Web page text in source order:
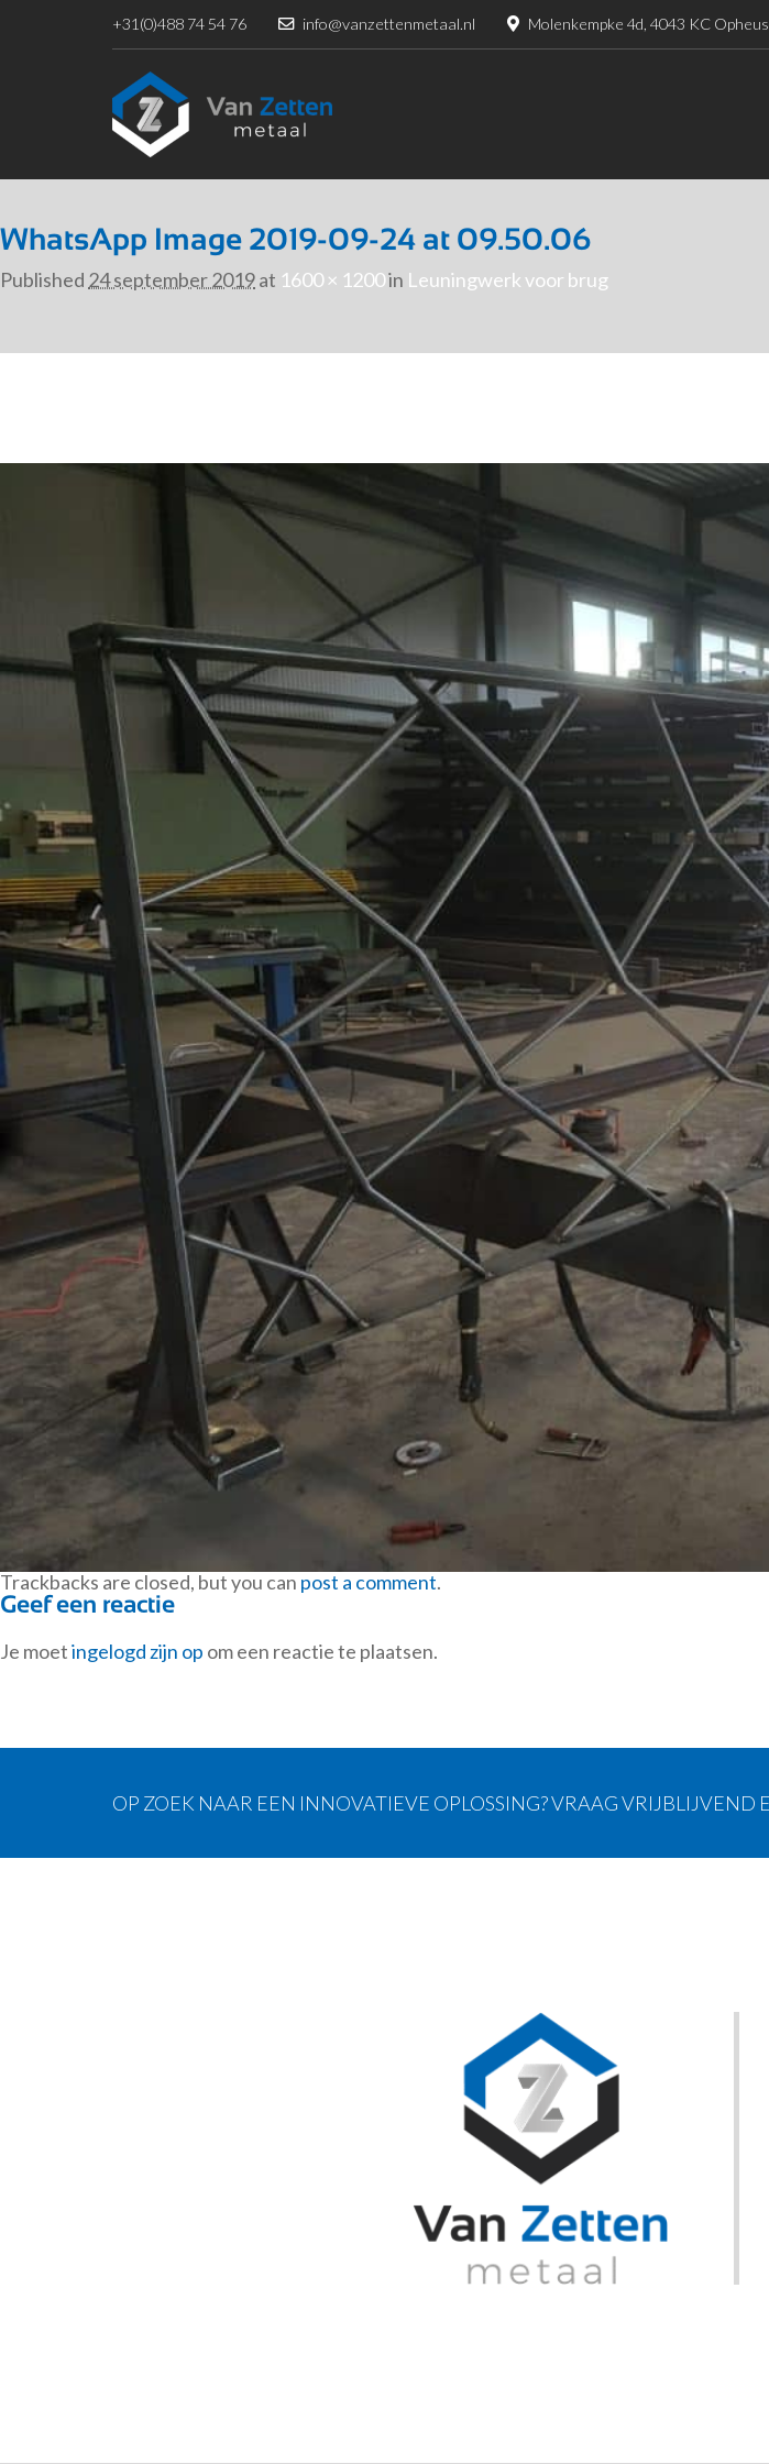
+31(0)488 74 54 76 info@vanzettenmetaal.nl Molenkempke 4d, 4043 KC
WhatsApp Image 2019-09-24 at 09.50.06
Published 24 september 2019at 1600 × 1200in Leuningwerk voor brug
Trackbacks are closed, but you can post a comment.
Geef een reactie
Je moetingelogd zijn op om een reactie te plaatsen.
OP ZOEK NAAR EEN INNOVATIEVE OPLOSSING? VRAAG VRIJBLIJVEND